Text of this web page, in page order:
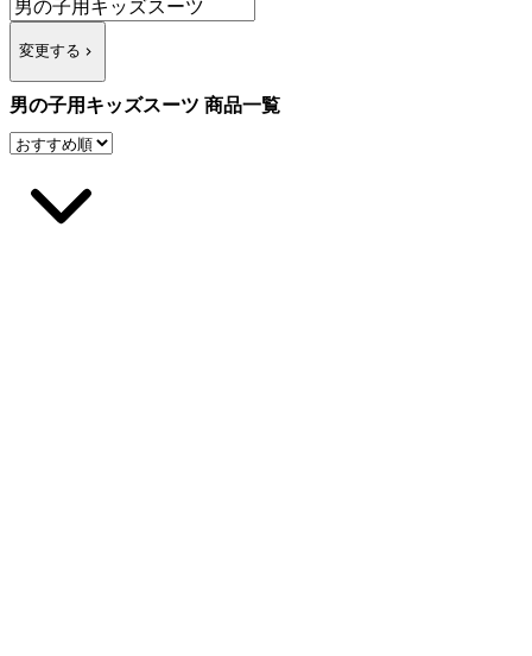
変更する
男の子用キッズスーツ 商品一覧